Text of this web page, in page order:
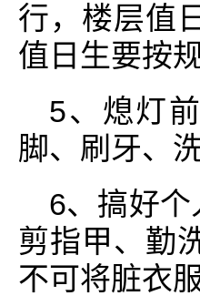
行，楼层值
值日生要按
5、熄灯
脚、刷牙、
6、搞好
剪指甲、勤
不可将脏衣